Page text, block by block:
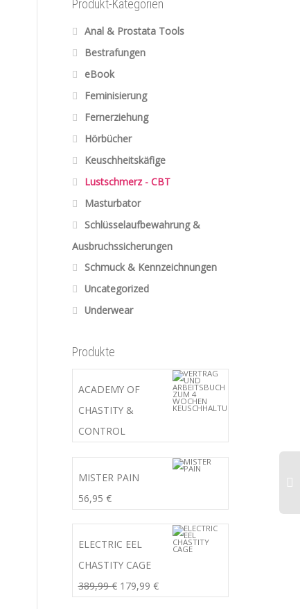
Produkt-Kategorien
Anal & Prostata Tools
Bestrafungen
eBook
Feminisierung
Fernerziehung
Hörbücher
Keuschheitskäfige
Lustschmerz - CBT
Masturbator
Schlüsselaufbewahrung &
Ausbruchssicherungen
Schmuck & Kennzeichnungen
Uncategorized
Underwear
Produkte
ACADEMY OF
CHASTITY &
CONTROL
MISTER PAIN
56,95 €
ELECTRIC EEL
CHASTITY CAGE
389,99€ Ursprünglicher
179,99 €Aktueller